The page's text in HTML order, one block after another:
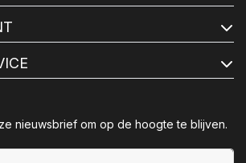
nieuwsbrief om op de hoogte te blijven.